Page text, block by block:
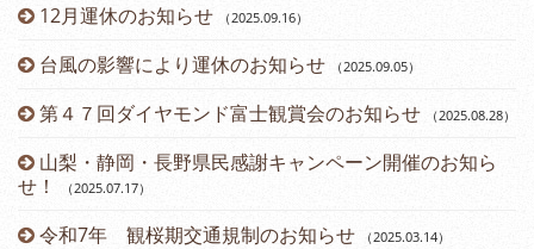
12月運休のお知らせ （2025.09.16）
台風の影響により運休のお知らせ （2025.09.05）
第４７回ダイヤモンド富士観賞会のお知らせ （2025.08.28）
山梨・静岡・長野県民感謝キャンペーン開催のお知ら
せ！
（2025.07.17）
令和7年 観桜期交通規制のお知らせ （2025.03.14）